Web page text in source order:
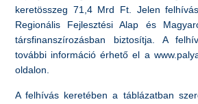
keretösszeg 71,4 Mrd Ft. Jelen
Regionális Fejlesztési Alap és
társfinanszírozásban biztosítja. A
további információ érhető el a
oldalon.
A felhívás keretében a táblázatban